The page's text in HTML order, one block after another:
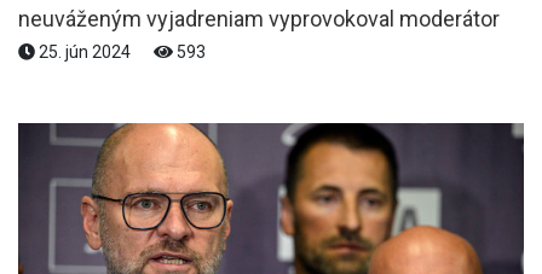
neuváženým vyjadreniam vyprovokoval moderátor
25. jún 2024 593